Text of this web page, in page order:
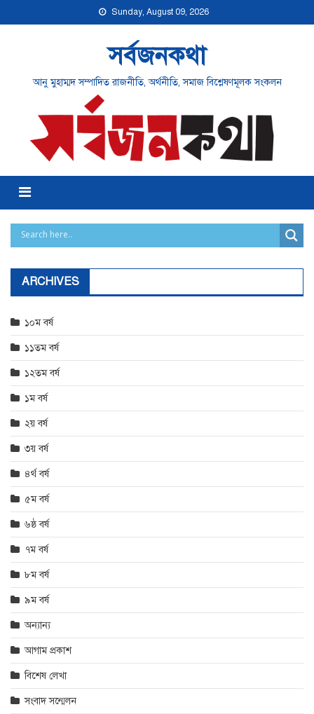
to
Sunday, August 09, 2026
সর্বজনকথা
আনু মুহাম্মদ সম্পাদিত রাজনীতি, অর্থনীতি, সমাজ বিশ্লেষণমূলক সংকলন
Menu
ARCHIVES
১০ম বর্ষ
১১তম বর্ষ
১২তম বর্ষ
১ম বর্ষ
২য় বর্ষ
৩য় বর্ষ
৪র্থ বর্ষ
৫ম বর্ষ
৬ষ্ঠ বর্ষ
৭ম বর্ষ
৮ম বর্ষ
৯ম বর্ষ
অন্যান্য
আগাম প্রকাশ
বিশেষ লেখা
সংবাদ সন্মেলন